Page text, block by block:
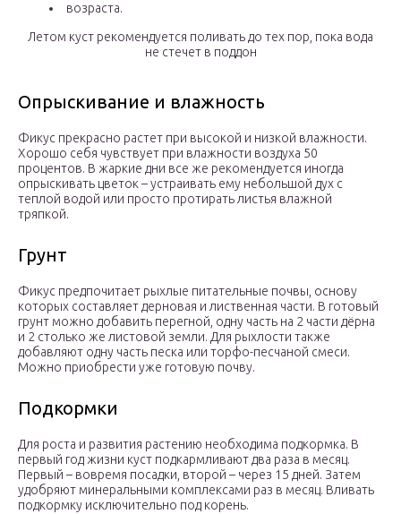
возраста.
Летом куст рекомендуется поливать до тех пор, пока вода
не стечет в поддон
Опрыскивание и влажность
Фикус прекрасно растет при высокой и низкой влажности.
Хорошо себя чувствует при влажности воздуха 50
процентов. В жаркие дни все же рекомендуется иногда
опрыскивать цветок – устраивать ему небольшой дух с
теплой водой или просто протирать листья влажной
тряпкой.
Грунт
Фикус предпочитает рыхлые питательные почвы, основу
которых составляет дерновая и лиственная части. В готовый
грунт можно добавить перегной, одну часть на 2 части дёрна
и 2 столько же листовой земли. Для рыхлости также
добавляют одну часть песка или торфо-песчаной смеси.
Можно приобрести уже готовую почву.
Подкормки
Для роста и развития растению необходима подкормка. В
первый год жизни куст подкармливают два раза в месяц.
Первый – вовремя посадки, второй – через 15 дней. Затем
удобряют минеральными комплексами раз в месяц. Вливать
подкормку исключительно под корень.